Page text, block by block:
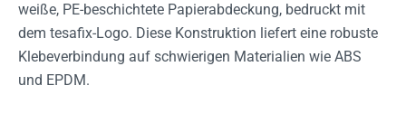
weiße, PE-beschichtete Papierabdeckung, bedruckt mit
dem tesafix-Logo. Diese Konstruktion liefert eine robuste
Klebeverbindung auf schwierigen Materialien wie ABS
und EPDM.